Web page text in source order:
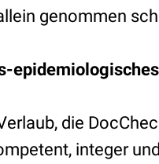
genommen
die
integer